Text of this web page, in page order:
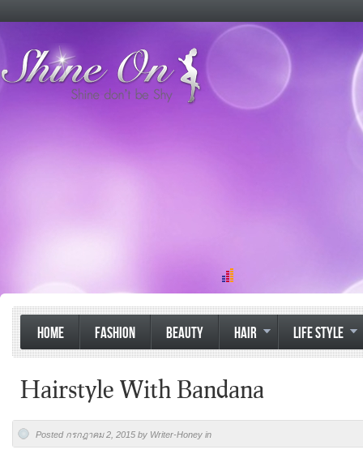
HOME FASHION BEAUTY HAIR LIFE STYLE
Hairstyle With Bandana
Posted กรกฎาคม 2, 2015 by Writer-Honey in